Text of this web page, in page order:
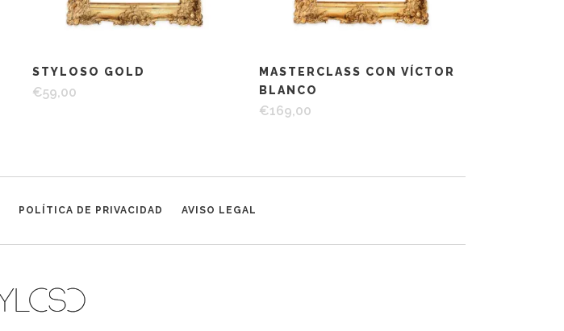
STYLOSO GOLD
€59,00
MASTERCLASS CON VÍCTOR
BLANCO
€169,00
POLÍTICA DE PRIVACIDAD AVISO LEGAL